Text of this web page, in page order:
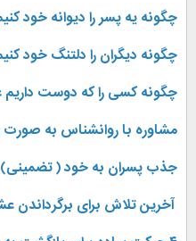
چگونه یه پسر را دیوانه خود
چگونه دیگران را دلتنگ خود
چگونه کسی را که دوست
مشاوره با روانشناس به صورت
جذب پسران به خود ( تضمینی)
آخرین تلاش برای برگرداندن